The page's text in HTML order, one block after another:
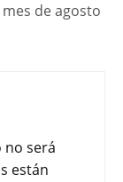
de agosto
no será
están